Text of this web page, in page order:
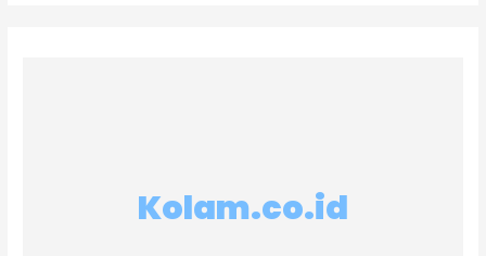
Kolam.co.id